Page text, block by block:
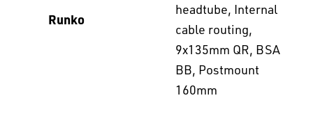
Runko
headtube, Internal
cable routing,
9x135mm QR, BSA
BB, Postmount
160mm